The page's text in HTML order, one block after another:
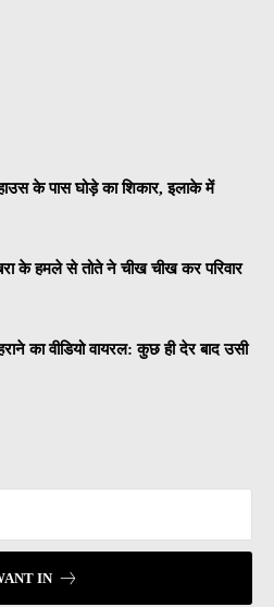
के पास घोड़े का शिकार, इलाके में
के हमले से तोते ने चीख चीख कर परिवार
का वीडियो वायरल: कुछ ही देर बाद उसी
IN